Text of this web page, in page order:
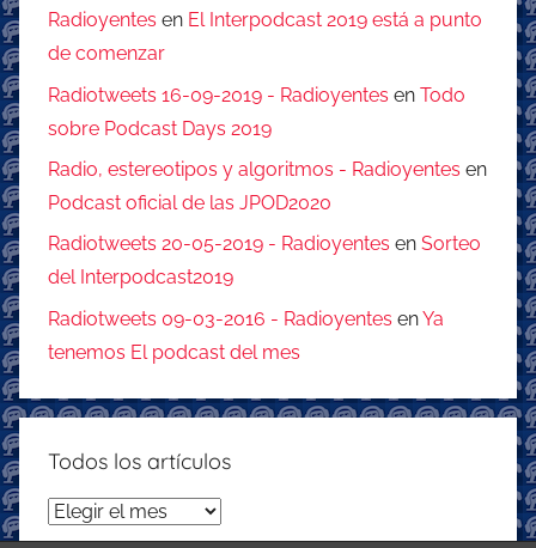
Radioyentes en El Interpodcast 2019 está a punto
de comenzar
Radiotweets 16-09-2019 - Radioyentes en Todo
sobre Podcast Days 2019
Radio, estereotipos y algoritmos - Radioyentes en
Podcast oficial de las JPOD2020
Radiotweets 20-05-2019 - Radioyentes en Sorteo
del Interpodcast2019
Radiotweets 09-03-2016 - Radioyentes enYa
tenemos El podcast del mes
Todos los artículos
Todos
los